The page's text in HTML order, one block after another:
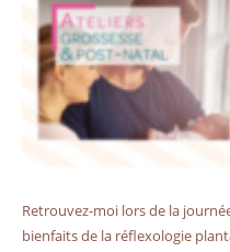
Retrouvez-moi lors de la
bienfaits de la réflexologie